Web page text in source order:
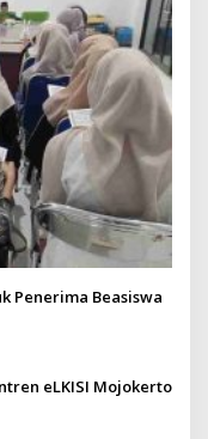
Penerima Beasiswa
eLKISI Mojokerto